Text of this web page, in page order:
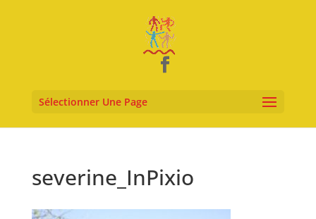
Sélectionner Une Page
severine_InPixio